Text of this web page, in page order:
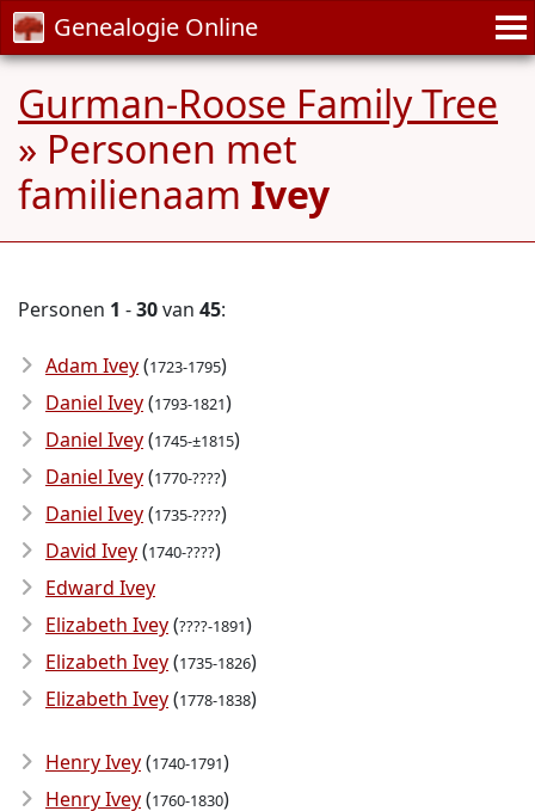
Genealogie Online
Gurman-Roose Family Tree
» Personen met
familienaam Ivey
Personen 1 -30van 45:
Adam Ivey(1723-1795)
Daniel Ivey(1793-1821)
Daniel Ivey(1745-±1815)
Daniel Ivey(1770-????)
Daniel Ivey(1735-????)
David Ivey(1740-????)
Edward Ivey
Elizabeth Ivey(????-1891)
Elizabeth Ivey(1735-1826)
Elizabeth Ivey(1778-1838)
Henry Ivey(1740-1791)
Henry Ivey(1760-1830)